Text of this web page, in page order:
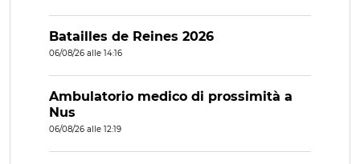
Batailles de Reines 2026
06/08/26 alle 14:16
Ambulatorio medico di prossimità a
Nus
06/08/26 alle 12:19